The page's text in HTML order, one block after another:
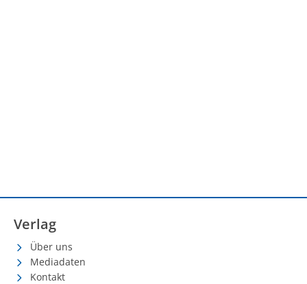
Verlag
Über uns
Mediadaten
Kontakt